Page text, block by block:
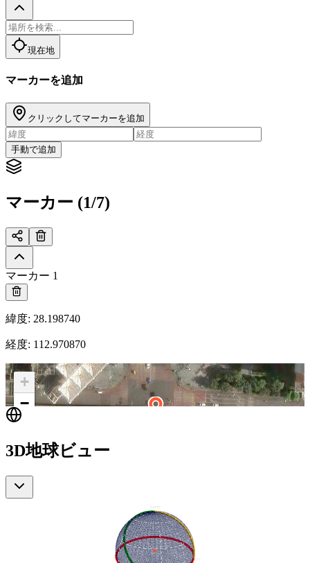
現在地
マーカーを追加
クリックしてマーカーを追加
手動で追加
マーカー (1/7)
マーカー 1
緯度: 28.198740
経度: 112.970870
+
−
3D地球ビュー